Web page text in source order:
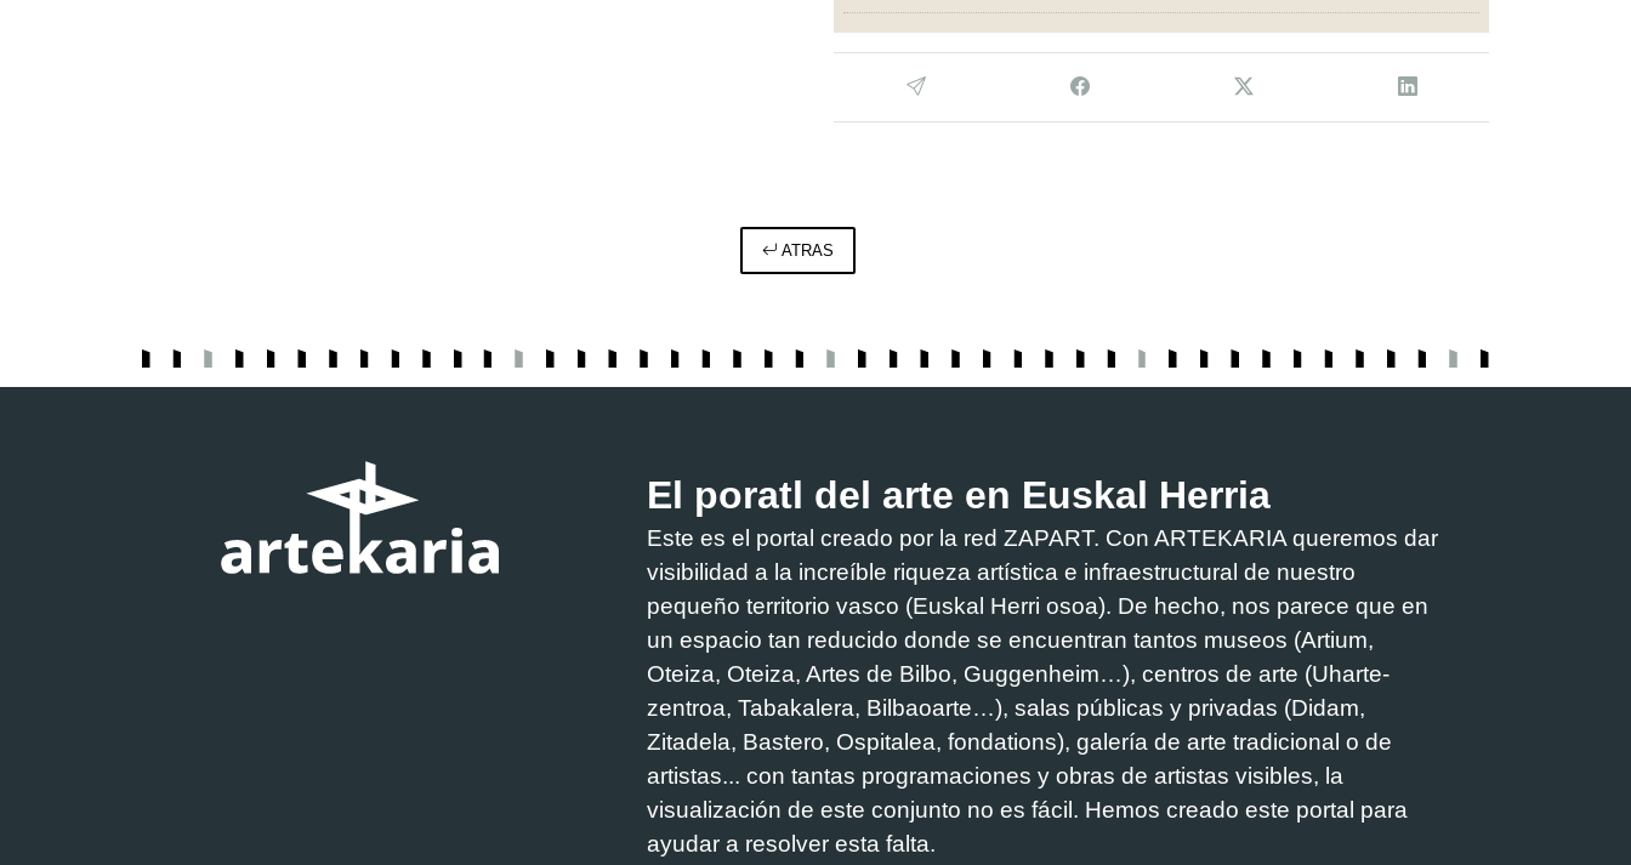
ATRAS
El poratl del arte en Euskal Herria
Este es el portal creado por la red ZAPART. Con ARTEKARIA queremos dar
visibilidad a la increíble riqueza artística e infraestructural de nuestro
pequeño territorio vasco (Euskal Herri osoa). De hecho, nos parece que en
un espacio tan reducido donde se encuentran tantos museos (Artium,
Oteiza, Oteiza, Artes de Bilbo, Guggenheim…), centros de arte (Uharte-
zentroa, Tabakalera, Bilbaoarte…), salas públicas y privadas (Didam,
Zitadela, Bastero, Ospitalea, fondations), galería de arte tradicional o de
artistas... con tantas programaciones y obras de artistas visibles, la
visualización de este conjunto no es fácil. Hemos creado este portal para
ayudar a resolver esta falta.